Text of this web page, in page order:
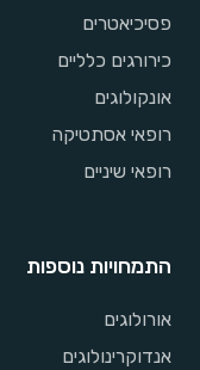
פסיכיאטרים
כירורגים כלליים
אונקולוגים
רופאי אסתטיקה
רופאי שיניים
התמחויות נוספות
אורולוגים
אנדוקרינולוגים